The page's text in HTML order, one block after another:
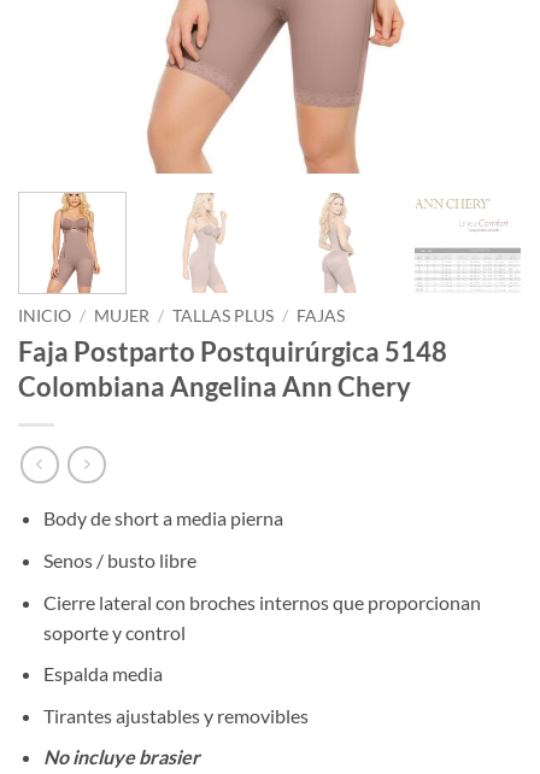
INICIO / MUJER / TALLAS PLUS / FAJAS
Faja Postparto Postquirúrgica 5148
Colombiana Angelina Ann Chery
Body de short a media pierna
Senos / busto libre
Cierre lateral con broches internos que proporcionan
soporte y control
Espalda media
Tirantes ajustables y removibles
No incluye brasier